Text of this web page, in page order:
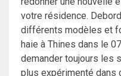
votre résidence.
différents modèles et
haie à Thines dans le
demander toujours les
plus expérimenté dans